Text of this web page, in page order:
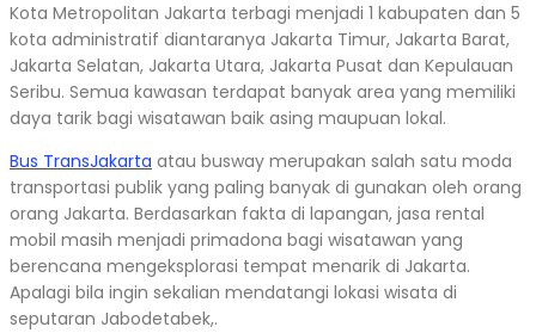
Kota Metropolitan Jakarta terbagi menjadi 1 kabupaten dan 5
kota administratif diantaranya Jakarta Timur, Jakarta Barat,
Jakarta Selatan, Jakarta Utara, Jakarta Pusat dan Kepulauan
Seribu. Semua kawasan terdapat banyak area yang memiliki
daya tarik bagi wisatawan baik asing maupuan lokal.
Bus TransJakarta atau busway merupakan salah satu moda
transportasi publik yang paling banyak di gunakan oleh orang
orang Jakarta. Berdasarkan fakta di lapangan, jasa rental
mobil masih menjadi primadona bagi wisatawan yang
berencana mengeksplorasi tempat menarik di Jakarta.
Apalagi bila ingin sekalian mendatangi lokasi wisata di
seputaran Jabodetabek,.